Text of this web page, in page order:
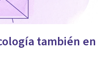
también en